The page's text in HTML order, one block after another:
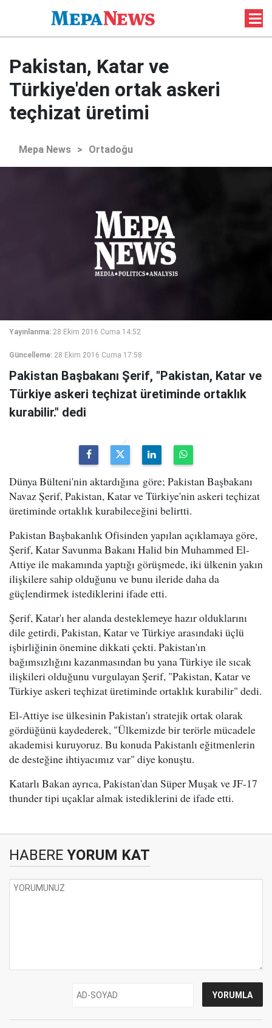
Pakistan, Katar ve
Türkiye'den ortak askeri
teçhizat üretimi
Mepa News > Ortadoğu
Yayınlanma: 28 Ekim 2016 Cuma 14:52
Güncelleme: 28 Ekim 2016 Cuma 17:58
Pakistan Başbakanı Şerif, "Pakistan, Katar ve
Türkiye askeri teçhizat üretiminde ortaklık
kurabilir." dedi
Dünya Bülteni'nin aktardığına göre; Pakistan Başbakanı
Navaz Şerif, Pakistan, Katar ve Türkiye'nin askeri teçhizat
üretiminde ortaklık kurabileceğini belirtti.
Pakistan Başbakanlık Ofisinden yapılan açıklamaya göre,
Şerif, Katar Savunma Bakanı Halid bin Muhammed El-
Attiye ile makamında yaptığı görüşmede, iki ülkenin yakın
ilişkilere sahip olduğunu ve bunu ileride daha da
güçlendirmek istediklerini ifade etti.
Şerif, Katar'ı her alanda desteklemeye hazır olduklarını
dile getirdi, Pakistan, Katar ve Türkiye arasındaki üçlü
işbirliğinin önemine dikkati çekti. Pakistan'ın
bağımsızlığını kazanmasından bu yana Türkiye ile sıcak
ilişkileri olduğunu vurgulayan Şerif, "Pakistan, Katar ve
Türkiye askeri teçhizat üretiminde ortaklık kurabilir" dedi.
El-Attiye ise ülkesinin Pakistan'ı stratejik ortak olarak
gördüğünü kaydederek, "Ülkemizde bir terörle mücadele
akademisi kuruyoruz. Bu konuda Pakistanlı eğitmenlerin
de desteğine ihtiyacımız var" diye konuştu.
Katarlı Bakan ayrıca, Pakistan'dan Süper Muşak ve JF-17
thunder tipi uçaklar almak istediklerini de ifade etti.
HABERE YORUM KAT